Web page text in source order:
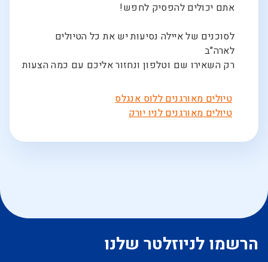
אתם יכולים להפסיק לחפש!
לסוכנים של איילה נסיעות יש את כל הטיולים
לארה"ב
רק השאירו שם וטלפון ונחזור אליכם עם כמה הצעות
טיולים מאורגנים ללוס אנגלס
טיולים מאורגנים לניו יורק
הרשמו לניוזלטר שלנו